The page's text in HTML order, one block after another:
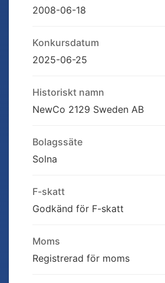
2008-06-18
Konkursdatum
2025-06-25
Historiskt namn
NewCo 2129 Sweden AB
Bolagssäte
Solna
F-skatt
Godkänd för F-skatt
Moms
Registrerad för moms